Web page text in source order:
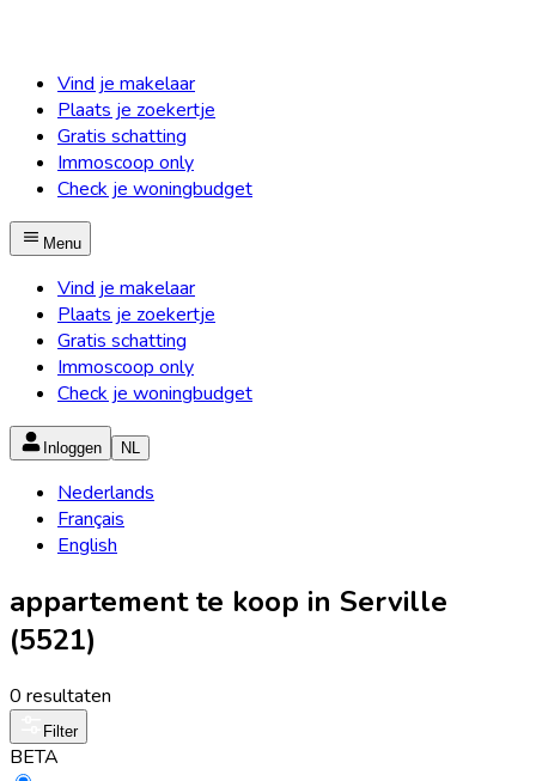
Vind je makelaar
Plaats je zoekertje
Gratis schatting
Immoscoop only
Check je woningbudget
Menu
Vind je makelaar
Plaats je zoekertje
Gratis schatting
Immoscoop only
Check je woningbudget
Inloggen NL
Nederlands
Français
English
appartement te koop in Serville
(5521)
0 resultaten
Filter
BETA